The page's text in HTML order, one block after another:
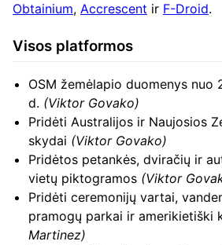
Obtainium, Accrescent ir F-Droid.
Visos platformos
OSM žemėlapio duomenys nuo
d. (Viktor Govako)
Pridėti Australijos ir Naujosios
skydai (Viktor Govako)
Pridėtos petankės, dviračių ir
vietų piktogramos (Viktor
Pridėti ceremonijų vartai,
pramogų parkai ir amerikietiški
Martinez)